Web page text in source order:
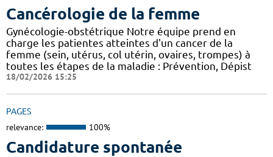
Cancérologie de la femme
Gynécologie-obstétrique Notre équipe prend en
charge les patientes atteintes d'un cancer de la
femme (sein, utérus, col utérin, ovaires, trompes) à
toutes les étapes de la maladie : Prévention, Dépist
18/02/2026 15:25
PAGES
relevance: 100%
Candidature spontanée